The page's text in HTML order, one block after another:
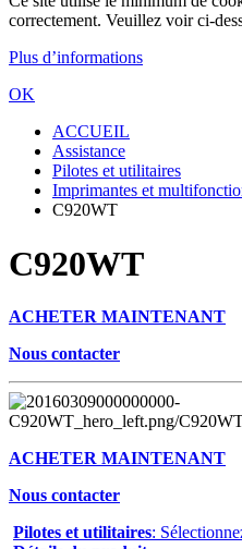
correctement. Veuillez voir ci-
Plus d’informations
OK
ACCUEIL
Assistance
Pilotes et utilitaires
Imprimantes et
C920WT
C920WT
ACHETER MAINTENANT
Nous contacter
ACHETER MAINTENANT
Nous contacter
Pilotes et utilitaires: